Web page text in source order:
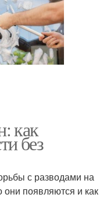
как
без
с разводами на
они появляются и как